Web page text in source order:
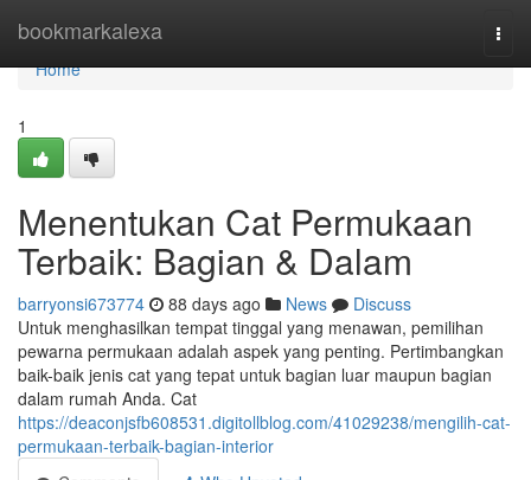
bookmarkalexa
Home
Home
1
Menentukan Cat Permukaan
Terbaik: Bagian & Dalam
barryonsi673774 88 days ago News
Discuss
Untuk menghasilkan tempat tinggal yang menawan, pemilihan
pewarna permukaan adalah aspek yang penting. Pertimbangkan
baik-baik jenis cat yang tepat untuk bagian luar maupun bagian
dalam rumah Anda. Cat
https://deaconjsfb608531.digitollblog.com/41029238/mengilih-cat-
permukaan-terbaik-bagian-interior